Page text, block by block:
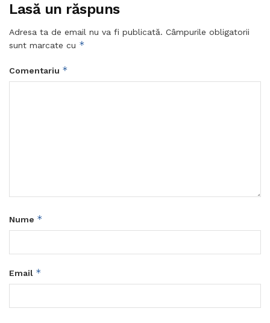
Lasă un răspuns
Adresa ta de email nu va fi publicată. Câmpurile obligatorii
sunt marcate cu *
Comentariu *
Nume *
Email *